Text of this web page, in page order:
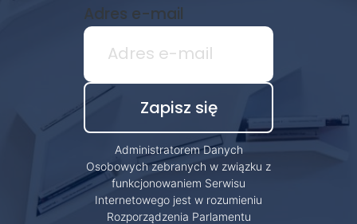
Adres e-mail
Administratorem Danych
Osobowych zebranych w związku z
funkcjonowaniem Serwisu
Internetowego jest w rozumieniu
Rozporządzenia Parlamentu